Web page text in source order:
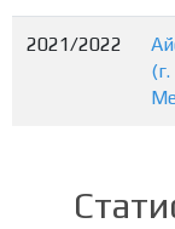
2021/2022
(г.